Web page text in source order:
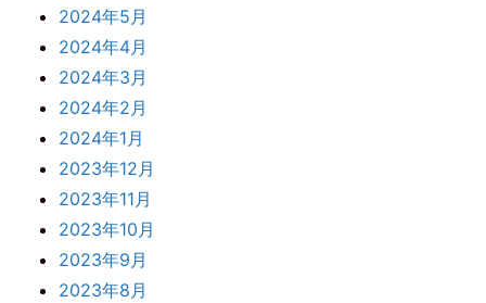
2024年5月
2024年4月
2024年3月
2024年2月
2024年1月
2023年12月
2023年11月
2023年10月
2023年9月
2023年8月